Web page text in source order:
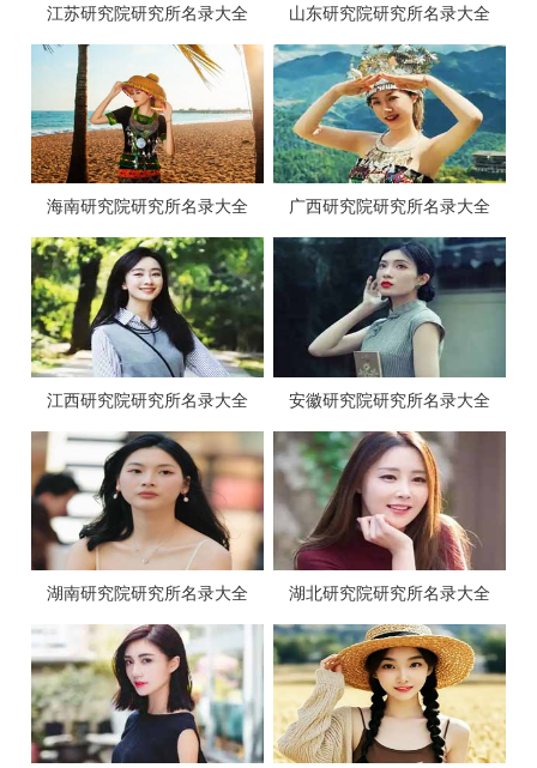
江苏研究院研究所名录大全 山东研究院研究所名录大全
海南研究院研究所名录大全 广西研究院研究所名录大全
江西研究院研究所名录大全 安徽研究院研究所名录大全
湖南研究院研究所名录大全 湖北研究院研究所名录大全